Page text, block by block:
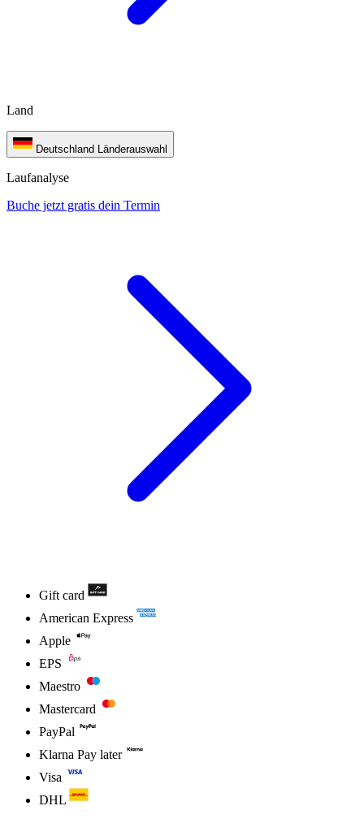
Land
Deutschland Länderauswahl
Laufanalyse
Buche jetzt gratis dein Termin
Gift card
American Express
Apple
EPS
Maestro
Mastercard
PayPal
Klarna Pay later
Visa
DHL